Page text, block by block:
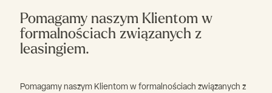
Pomagamy naszym Klientom w
formalnościach związanych z
leasingiem.
Pomagamy naszym Klientom w formalnościach związanych z